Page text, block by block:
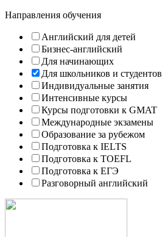
Направления обучения
Английский для детей
Бизнес-английский
Для начинающих
Для школьников и студентов
Индивидуальные занятия
Интенсивные курсы
Курсы подготовки к GMAT
Международные экзамены
Образование за рубежом
Подготовка к IELTS
Подготовка к TOEFL
Подготовка к ЕГЭ
Разговорный английский